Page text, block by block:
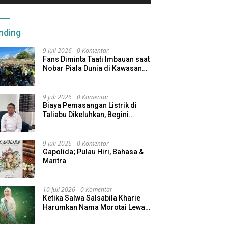
9 Juli 2026 0 Komentar
Fans Diminta Taati Imbauan saat
Nobar Piala Dunia di Kawasan
9 Juli 2026 0 Komentar
Biaya Pemasangan Listrik di
Taliabu Dikeluhkan, Begini
9 Juli 2026 0 Komentar
Gapolida; Pulau Hiri, Bahasa &
Mantra
10 Juli 2026 0 Komentar
Ketika Salwa Salsabila Kharie
Harumkan Nama Morotai Lewat